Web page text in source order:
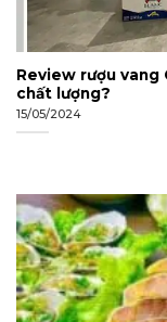
Review rượu vang
chất lượng?
15/05/2024